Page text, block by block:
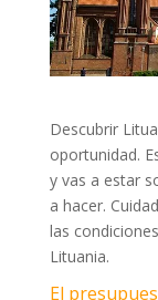
Descubrir
oportunidad.
y vas a estar
a hacer.
las
Lituania.
El